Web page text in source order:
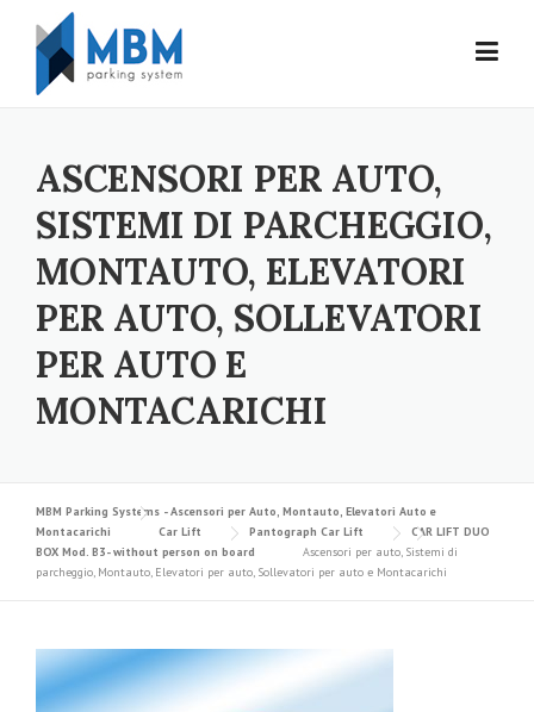
Skip to content
ASCENSORI PER AUTO,
SISTEMI DI PARCHEGGIO,
MONTAUTO, ELEVATORI
PER AUTO, SOLLEVATORI
PER AUTO E
MONTACARICHI
MBM Parking Systems - Ascensori per Auto, Montauto, Elevatori Auto e
Montacarichi
Car Lift Pantograph Car Lift
CAR LIFT DUO
BOX Mod. B3- without person on board
Ascensori per auto, Sistemi di
parcheggio, Montauto, Elevatori per auto, Sollevatori per auto e Montacarichi